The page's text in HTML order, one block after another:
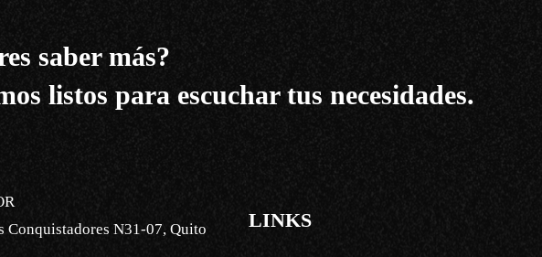
saber más?
listos para escuchar tus necesidades.
Conquistadores N31-07, Quito
LINKS